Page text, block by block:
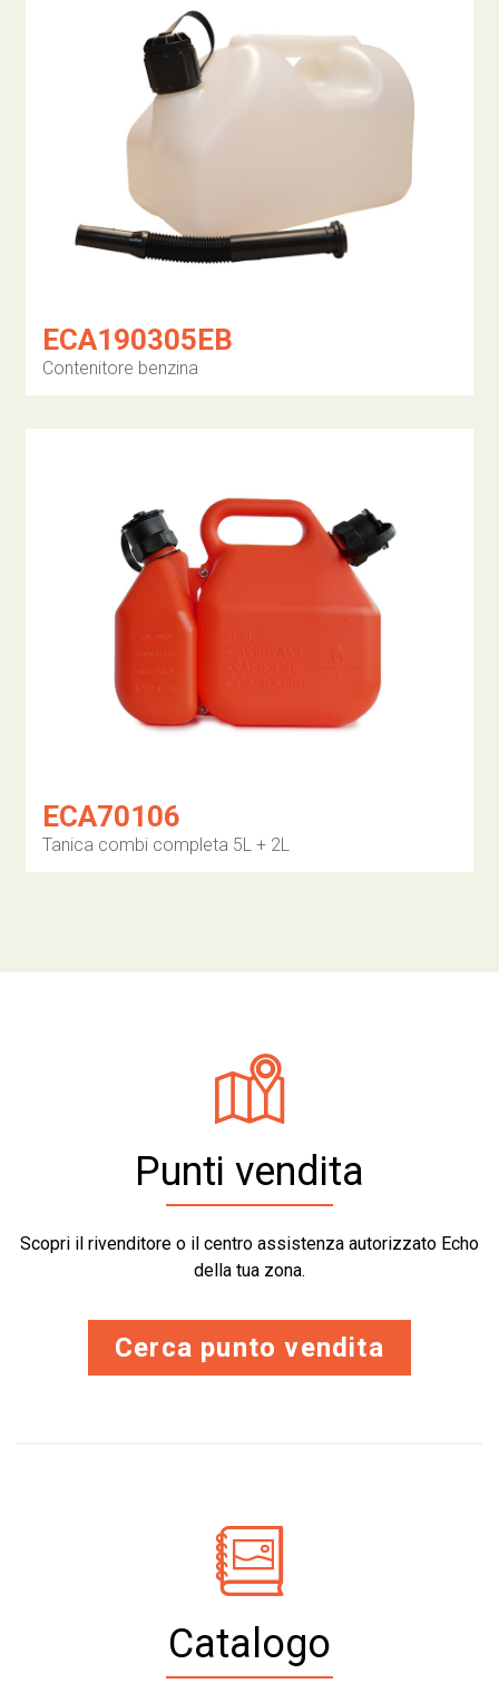
ECA190305EB
Contenitore benzina
ECA70106
Tanica combi completa 5L + 2L
Punti vendita
Scopri il rivenditore o il centro assistenza autorizzato Echo
della tua zona.
Cerca punto vendita
Catalogo